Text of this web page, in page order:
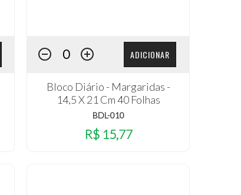
ADICIONAR
Bloco Diário - Margaridas -
14,5 X 21 Cm 40 Folhas
BDL-010
R$ 15,77